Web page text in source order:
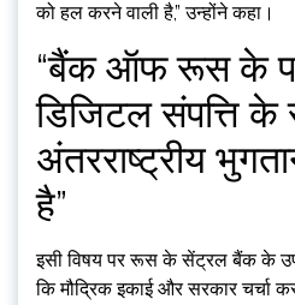
को हल करने वाली है,” उन्होंने कहा।
“बैंक ऑफ रूस के
डिजिटल संपत्ति के
अंतरराष्ट्रीय
है”
इसी विषय पर रूस के सेंट्रल बैंक के
कि मौद्रिक इकाई और सरकार चर्चा